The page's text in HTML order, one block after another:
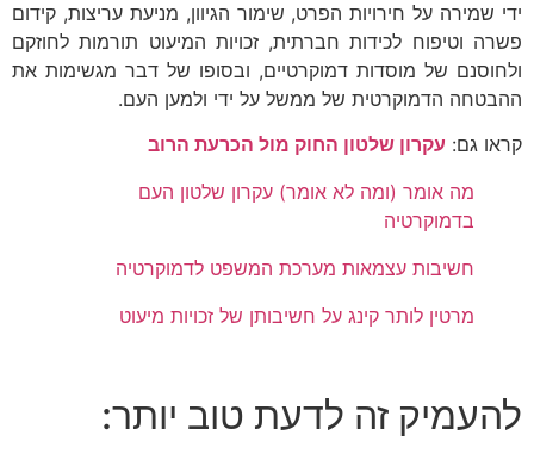
ידי שמירה על חירויות הפרט, שימור הגיוון, מניעת עריצות, קידום
פשרה וטיפוח לכידות חברתית, זכויות המיעוט תורמות לחוזקם
ולחוסנם של מוסדות דמוקרטיים, ובסופו של דבר מגשימות את
ההבטחה הדמוקרטית של ממשל על ידי ולמען העם.
קראו גם: עקרון שלטון החוק מול הכרעת הרוב
מה אומר (ומה לא אומר) עקרון שלטון העם
בדמוקרטיה
חשיבות עצמאות מערכת המשפט לדמוקרטיה
מרטין לותר קינג על חשיבותן של זכויות מיעוט
להעמיק זה לדעת טוב יותר: